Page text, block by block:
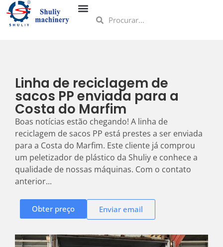
Linha de reciclagem de
sacos PP enviada para a
Costa do Marfim
Boas notícias estão chegando! A linha de
reciclagem de sacos PP está prestes a ser enviada
para a Costa do Marfim. Este cliente já comprou
um peletizador de plástico da Shuliy e conhece a
qualidade de nossas máquinas. Com o contato
anterior...
Obter preço Enviar email